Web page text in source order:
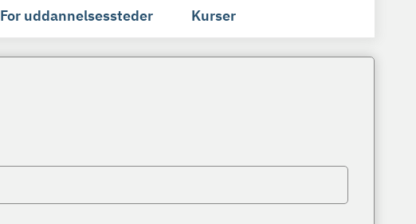
For uddannelsessteder Kurser